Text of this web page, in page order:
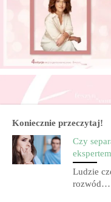
Koniecznie przeczytaj!
Czy
Ludzie
rozwód…